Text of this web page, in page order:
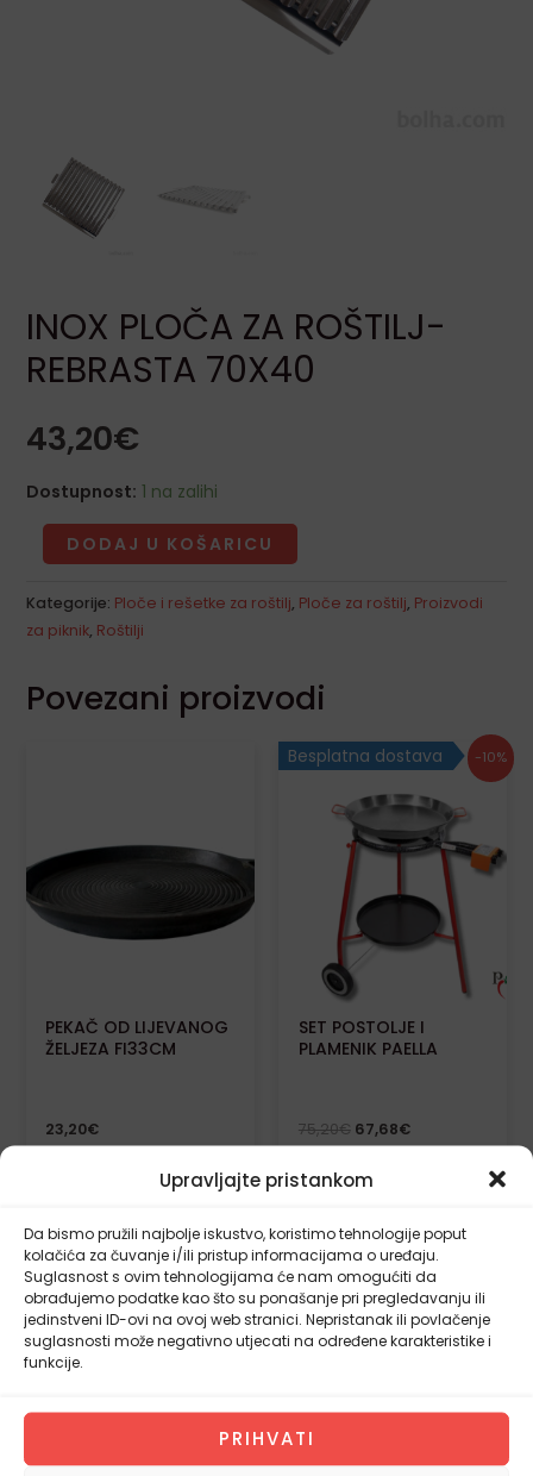
Upravljajte pristankom
Da bismo pružili najbolje iskustvo, koristimo tehnologije poput
kolačića za čuvanje i/ili pristup informacijama o uređaju.
Suglasnost s ovim tehnologijama će nam omogućiti da
obrađujemo podatke kao što su ponašanje pri pregledavanju ili
jedinstveni ID-ovi na ovoj web stranici. Nepristanak ili povlačenje
suglasnosti može negativno utjecati na određene karakteristike i
funkcije.
PRIHVATI
INOX PLOČA ZA ROŠTILJ-
REBRASTA 70X40
43,20€
Dostupnost: 1 na zalihi
DODAJ U KOŠARICU
Kategorije: Ploče i rešetke za roštilj, Ploče za roštilj, Proizvodi
za piknik, Roštilji
Povezani proizvodi
PEKAČ OD LIJEVANOG
ŽELJEZA FI33CM
23,20€
-10%
Besplatna dostava
SET POSTOLJE I
PLAMENIK PAELLA
75,20€
Izvorna
cijena
je:
75,20€.
67,68€
Trenutna
cijena
67,68€.
DODAJ U